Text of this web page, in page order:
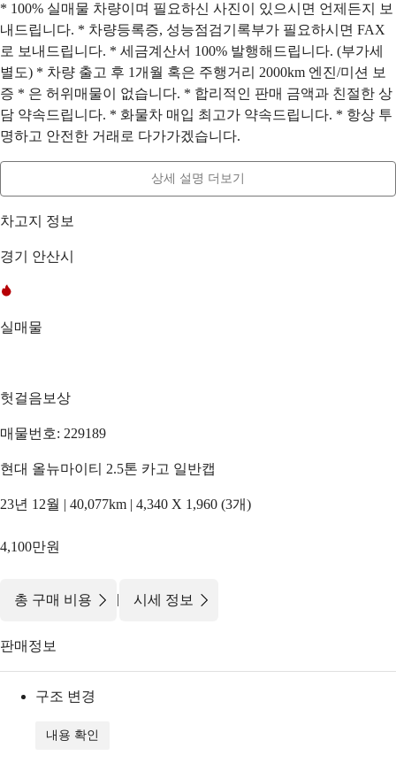
* 100% 실매물 차량이며 필요하신 사진이 있으시면 언제든지 보
내드립니다. * 차량등록증, 성능점검기록부가 필요하시면 FAX
로 보내드립니다. * 세금계산서 100% 발행해드립니다. (부가세
별도) * 차량 출고 후 1개월 혹은 주행거리 2000km 엔진/미션 보
증 * 은 허위매물이 없습니다. * 합리적인 판매 금액과 친절한 상
담 약속드립니다. * 화물차 매입 최고가 약속드립니다. * 항상 투
명하고 안전한 거래로 다가가겠습니다.
상세 설명 더보기
차고지 정보
경기 안산시
실매물
헛걸음보상
매물번호: 229189
현대 올뉴마이티 2.5톤 카고 일반캡
23년 12월 | 40,077km | 4,340 X 1,960 (3개)
4,100만원
총 구매 비용 | 시세 정보
판매정보
구조 변경
내용 확인